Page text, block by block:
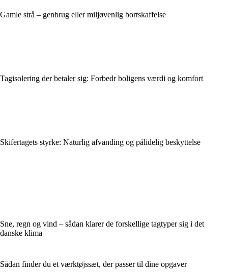
Gamle strå – genbrug eller miljøvenlig bortskaffelse
Tagisolering der betaler sig: Forbedr boligens værdi og komfort
Skifertagets styrke: Naturlig afvanding og pålidelig beskyttelse
Sne, regn og vind – sådan klarer de forskellige tagtyper sig i det
danske klima
Sådan finder du et værktøjssæt, der passer til dine opgaver